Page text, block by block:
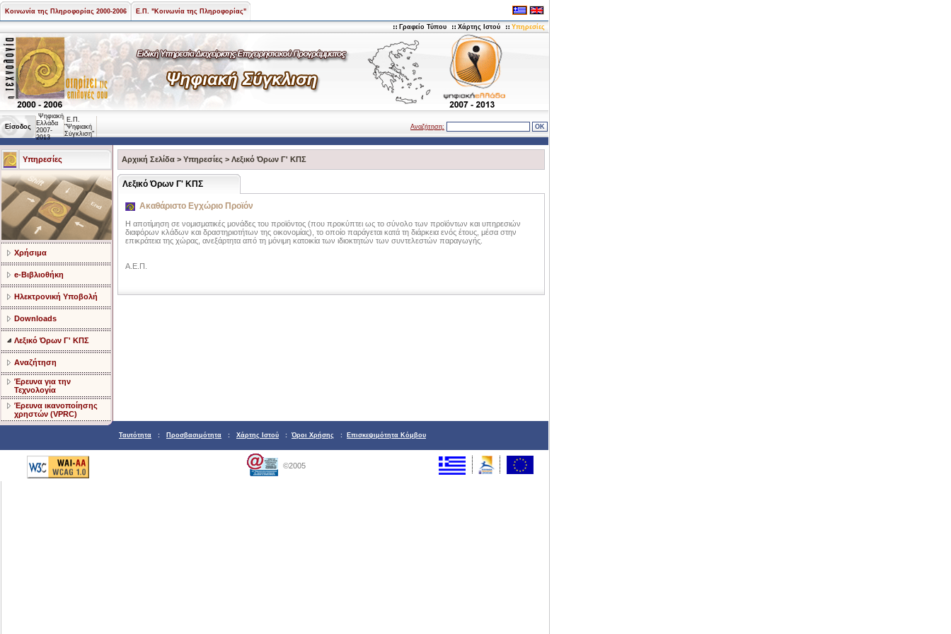
Κοινωνία της Πληροφορίας 2000-2006 Ε.Π. "Κοινωνία της Πληροφορίας"
Γραφείο Τύπου Χάρτης Ιστού Υπηρεσίες
Είσοδος
Ψηφιακή
Ελλάδα
2007-
2013
Ε.Π.
"Ψηφιακή
Σύγκλιση"
Αναζήτηση:
Υπηρεσίες
Χρήσιμα
e-Βιβλιοθήκη
Ηλεκτρονική Υποβολή
Downloads
Λεξικό Όρων Γ' ΚΠΣ
Αναζήτηση
Έρευνα για την
Τεχνολογία
Έρευνα ικανοποίησης
χρηστών (VPRC)
Αρχική Σελίδα > Υπηρεσίες > Λεξικό Όρων Γ' ΚΠΣ
Λεξικό Όρων Γ' ΚΠΣ
Ακαθάριστο Εγχώριο Προϊόν
Η αποτίμηση σε νομισματικές μονάδες του προϊόντος (που προκύπτει ως το σύνολο των προϊόντων και υπηρεσιών
διαφόρων κλάδων και δραστηριοτήτων της οικονομίας), το οποίο παράγεται κατά τη διάρκεια ενός έτους, μέσα στην
επικράτεια της χώρας, ανεξάρτητα από τη μόνιμη κατοικία των ιδιοκτητών των συντελεστών παραγωγής.
A.E.Π.
Ταυτότητα : Προσβασιμότητα : Χάρτης Ιστού : Όροι Χρήσης : Επισκεψιμότητα Κόμβου
©2005